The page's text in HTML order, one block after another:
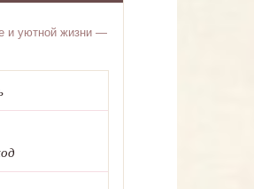
и уютной жизни —